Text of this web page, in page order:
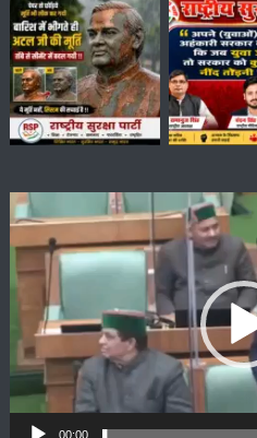
Video
Player
00:00